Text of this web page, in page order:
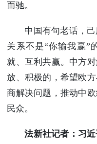
而驰。
中国有句老话，
关系不是“你输我赢”
就、互利共赢。中方
放、积极的，希望欧
商解决问题，推动中
民众。
法新社记者：习